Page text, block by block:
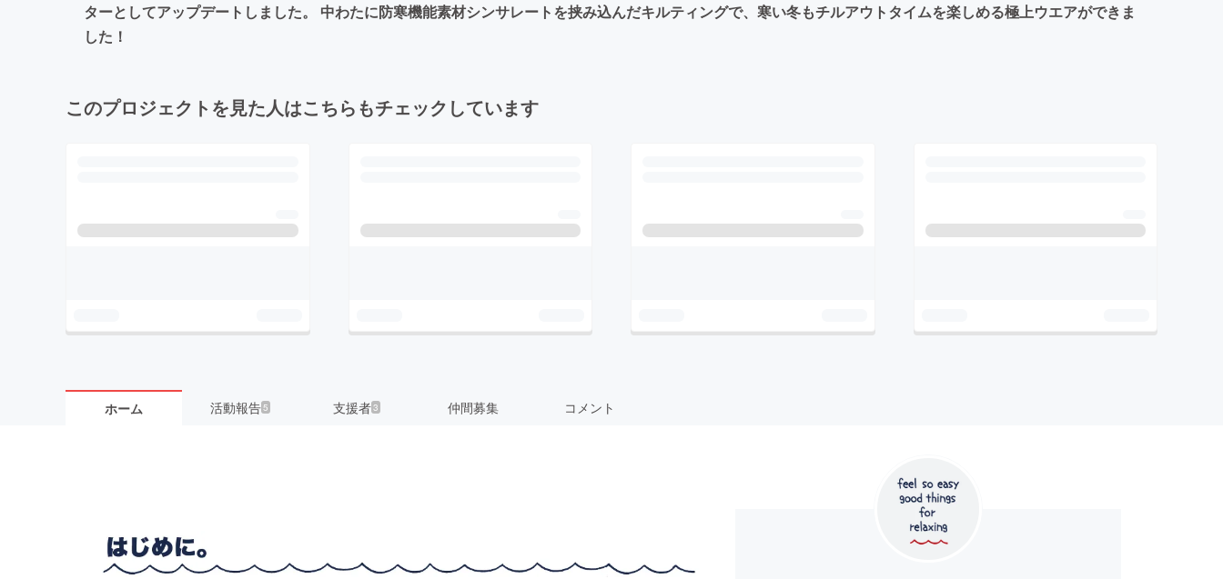
ターとしてアップデートしました。 中わたに防寒機能素材シンサレートを挟み込んだキルティングで、寒い冬もチルアウトタイムを楽しめる極上ウエアができま
した！
このプロジェクトを見た人はこちらもチェックしています
ホーム 活動報告5 支援者3 仲間募集 コメント